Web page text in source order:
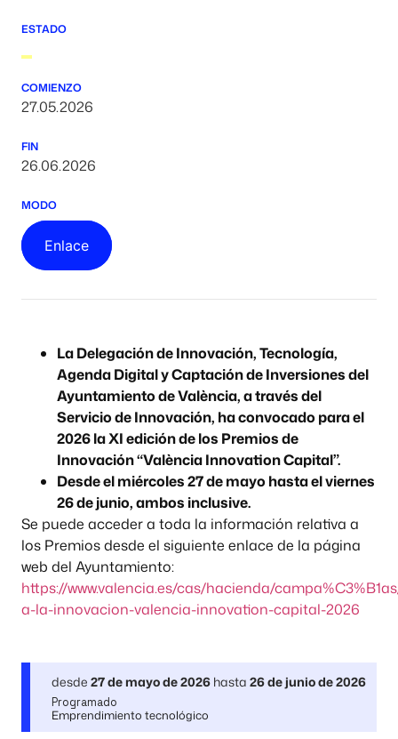
ESTADO
COMIENZO
27.05.2026
FIN
26.06.2026
MODO
Enlace
La Delegación de Innovación, Tecnología,
Agenda Digital y Captación de Inversiones del
Ayuntamiento de València, a través del
Servicio de Innovación, ha convocado para el
2026 la XI edición de los Premios de
Innovación “València Innovation Capital”.
Desde el miércoles 27 de mayo hasta el viernes
26 de junio, ambos inclusive.
Se puede acceder a toda la información relativa a
los Premios desde el siguiente enlace de la página
web del Ayuntamiento:
https://www.valencia.es/cas/hacienda/
a-la-innovacion-valencia-innovation-capital-2026
desde 27 de mayo de 2026 hasta 26 de junio de 2026
Programado
Emprendimiento tecnológico